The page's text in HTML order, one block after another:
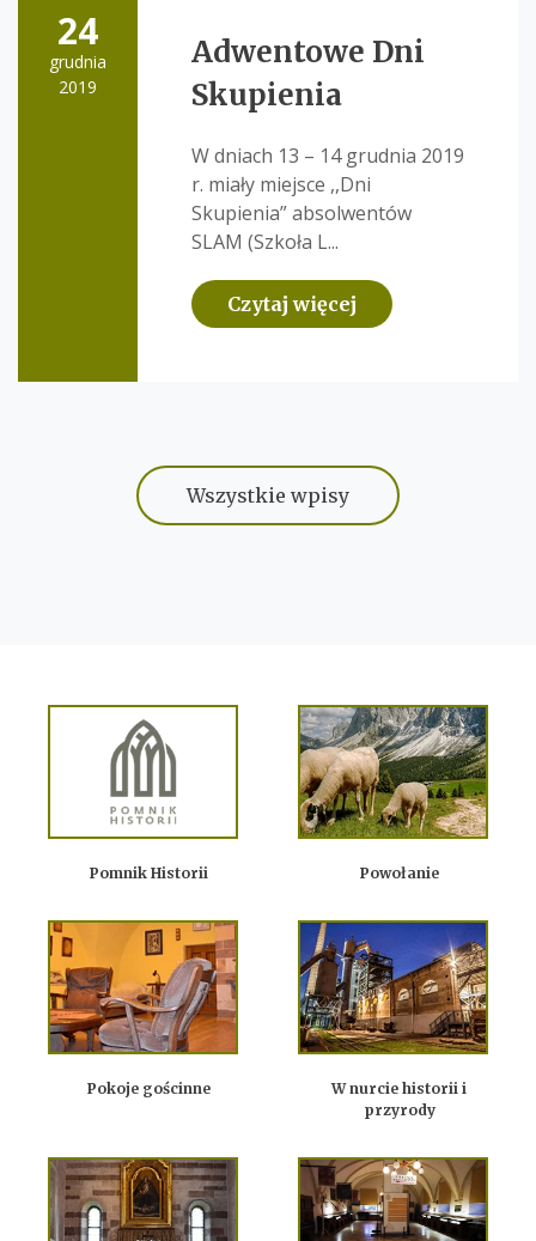
24
grudnia
2019
Adwentowe Dni
Skupienia
W dniach 13 – 14 grudnia 2019
r. miały miejsce ,,Dni
Skupienia” absolwentów
SLAM (Szkoła L...
Czytaj więcej
Wszystkie wpisy
Pomnik Historii Powołanie
Pokoje gościnne
W nurcie historii i
przyrody